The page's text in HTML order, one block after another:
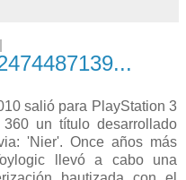
salió para PlayStation 3
un título desarrollado
'Nier'. Once años más
llevó a cabo una